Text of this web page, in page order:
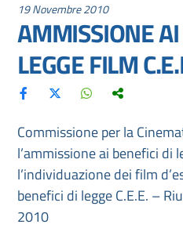
19 Novembre 2010
AMMISSIONE
LEGGE FILM
Commissione per la
l’ammissione ai benefici di
l’individuazione dei film
benefici di legge C.E.E. –
2010